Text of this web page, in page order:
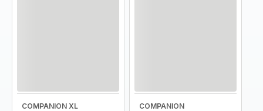
COMPANION XL COMPANION